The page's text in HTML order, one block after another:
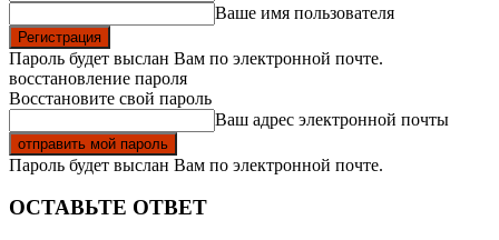
Ваше имя пользователя
Пароль будет выслан Вам по электронной почте.
восстановление пароля
Восстановите свой пароль
Ваш адрес электронной почты
Пароль будет выслан Вам по электронной почте.
ОСТАВЬТЕ ОТВЕТ